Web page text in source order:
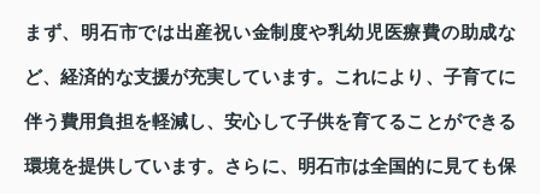
まず、明石市では出産祝い金制度や乳幼児医療費の助成な
ど、経済的な支援が充実しています。これにより、子育てに
伴う費用負担を軽減し、安心して子供を育てることができる
環境を提供しています。さらに、明石市は全国的に見ても保